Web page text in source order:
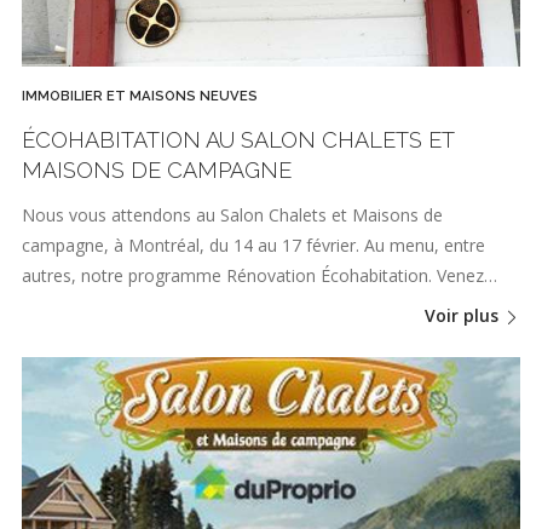
IMMOBILIER ET MAISONS NEUVES
ÉCOHABITATION AU SALON CHALETS ET
MAISONS DE CAMPAGNE
Nous vous attendons au Salon Chalets et Maisons de
campagne, à Montréal, du 14 au 17 février. Au menu, entre
autres, notre programme Rénovation Écohabitation. Venez…
Voir plus